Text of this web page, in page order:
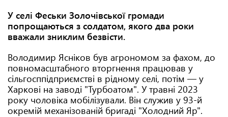
У селі Феськи Золочівської громади
попрощаються з солдатом, якого два роки
вважали зниклим безвісти.
Володимир Ясніков був агрономом за фахом, до
повномасштабного вторгнення працював у
сільгосппідприємстві в рідному селі, потім — у
Харкові на заводі "Турбоатом". У травні 2023
року чоловіка мобілізували. Він служив у 93-й
окремій механізованій бригаді "Холодний Яр".